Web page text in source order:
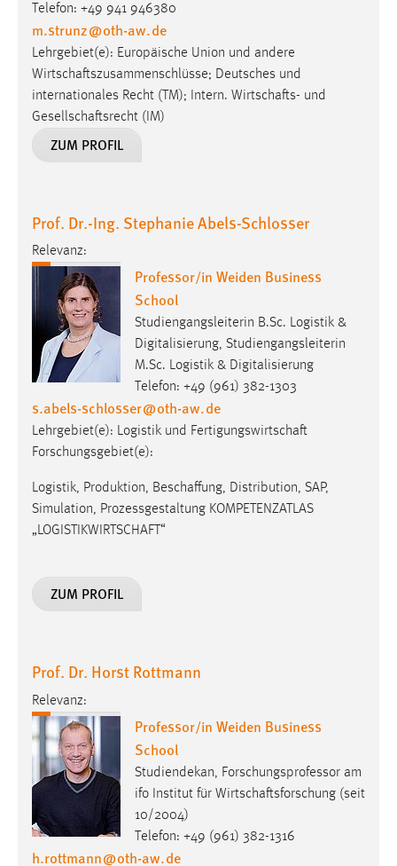
Telefon: +49 941 946380
m.strunz@oth-aw.de
Lehrgebiet(e): Europäische Union und andere
Wirtschaftszusammenschlüsse; Deutsches und
internationales Recht (TM); Intern. Wirtschafts- und
Gesellschaftsrecht (IM)
ZUM PROFIL
Prof. Dr.-Ing. Stephanie Abels-Schlosser
Relevanz:
Professor/in Weiden Business
School
Studiengangsleiterin B.Sc. Logistik &
Digitalisierung, Studiengangsleiterin
M.Sc. Logistik & Digitalisierung
Telefon: +49 (961) 382-1303
s.abels-schlosser@oth-aw.de
Lehrgebiet(e): Logistik und Fertigungswirtschaft
Forschungsgebiet(e):
Logistik, Produktion, Beschaffung, Distribution, SAP,
Simulation, Prozessgestaltung KOMPETENZATLAS
„LOGISTIKWIRTSCHAFT“
ZUM PROFIL
Prof. Dr. Horst Rottmann
Relevanz:
Professor/in Weiden Business
School
Studiendekan, Forschungsprofessor am
ifo Institut für Wirtschaftsforschung (seit
10/2004)
Telefon: +49 (961) 382-1316
h.rottmann@oth-aw.de